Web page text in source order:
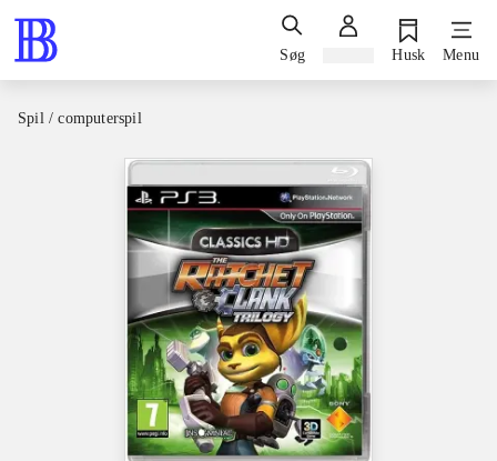
Søg Husk Menu
Spil / computerspil